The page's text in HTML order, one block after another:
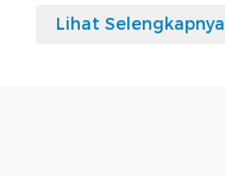
Lihat Selengkapnya